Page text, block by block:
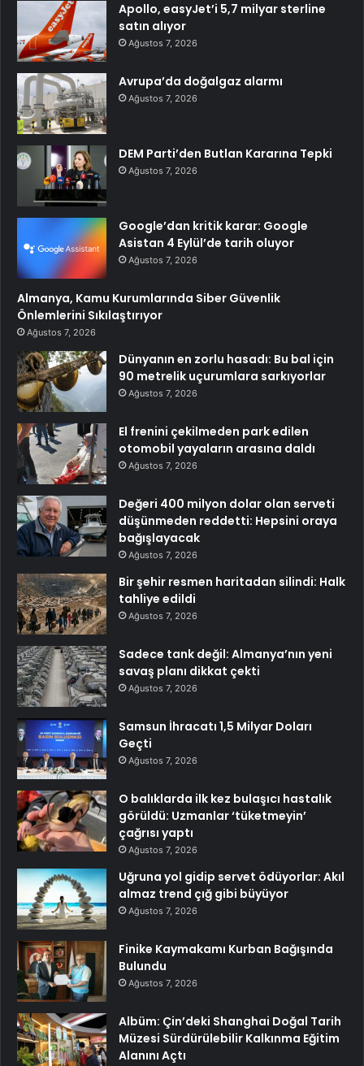
Apollo, easyJet’i 5,7 milyar sterline
satın alıyor
Ağustos 7, 2026
Avrupa’da doğalgaz alarmı
Ağustos 7, 2026
DEM Parti’den Butlan Kararına Tepki
Ağustos 7, 2026
Google’dan kritik karar: Google
Asistan 4 Eylül’de tarih oluyor
Ağustos 7, 2026
Almanya, Kamu Kurumlarında Siber Güvenlik
Önlemlerini Sıkılaştırıyor
Ağustos 7, 2026
Dünyanın en zorlu hasadı: Bu bal için
90 metrelik uçurumlara sarkıyorlar
Ağustos 7, 2026
El frenini çekilmeden park edilen
otomobil yayaların arasına daldı
Ağustos 7, 2026
Değeri 400 milyon dolar olan serveti
düşünmeden reddetti: Hepsini oraya
bağışlayacak
Ağustos 7, 2026
Bir şehir resmen haritadan silindi: Halk
tahliye edildi
Ağustos 7, 2026
Sadece tank değil: Almanya’nın yeni
savaş planı dikkat çekti
Ağustos 7, 2026
Samsun İhracatı 1,5 Milyar Doları
Geçti
Ağustos 7, 2026
O balıklarda ilk kez bulaşıcı hastalık
görüldü: Uzmanlar ‘tüketmeyin’
çağrısı yaptı
Ağustos 7, 2026
Uğruna yol gidip servet ödüyorlar: Akıl
almaz trend çığ gibi büyüyor
Ağustos 7, 2026
Finike Kaymakamı Kurban Bağışında
Bulundu
Ağustos 7, 2026
Albüm: Çin’deki Shanghai Doğal Tarih
Müzesi Sürdürülebilir Kalkınma Eğitim
Alanını Açtı